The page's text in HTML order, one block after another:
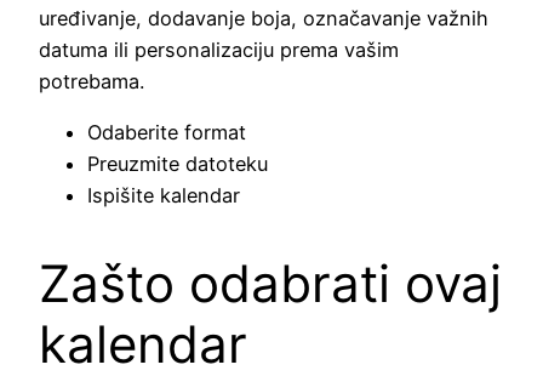
uređivanje, dodavanje boja, označavanje važnih
datuma ili personalizaciju prema vašim
potrebama.
Odaberite format
Preuzmite datoteku
Ispišite kalendar
Zašto odabrati ovaj
kalendar